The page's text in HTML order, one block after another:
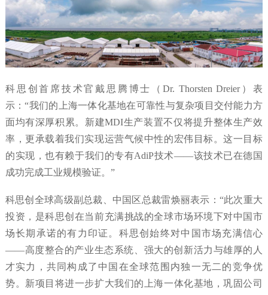
科思创首席技术官戴思腾博士（Dr. Thorsten Dreier）表
示：“我们的上海一体化基地在可靠性与复杂项目交付能力方
面均有深厚积累。新建MDI生产装置不仅将提升整体生产效
率，更承载着我们实现运营气候中性的宏伟目标。这一目标
的实现，也有赖于我们的专有AdiP技术——该技术已在德国
成功完成工业规模验证。”
科思创全球高级副总裁、中国区总裁雷焕丽表示：“此次重大
投资，是科思创在当前充满挑战的全球市场环境下对中国市
场长期承诺的有力印证。科思创始终对中国市场充满信心
——高度整合的产业生态系统、强大的创新活力与雄厚的人
才实力，共同构成了中国在全球范围内独一无二的竞争优
势。新项目将进一步扩大我们的上海一体化基地，巩固公司